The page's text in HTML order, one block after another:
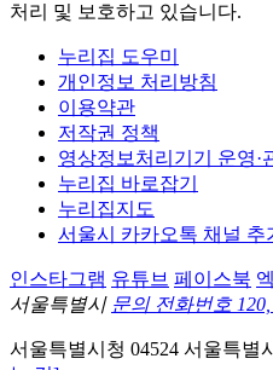
처리 및 보호하고 있습니다.
누리집 도우미
개인정보 처리방침
이용약관
저작권 정책
영상정보처리기기 운영·
누리집 바로잡기
누리집지도
서울시 카카오톡 채널 추
인스타그램 유튜브 페이스북
서울특별시 문의 전화번호
서울특별시청 04524 서울특별